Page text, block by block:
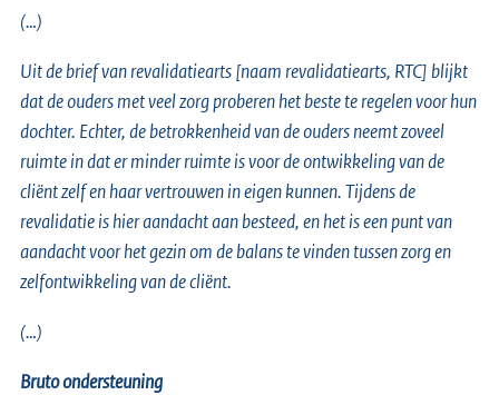
(…)
Uit de brief van revalidatiearts [naam revalidatiearts, RTC] blijkt
dat de ouders met veel zorg proberen het beste te regelen voor hun
dochter. Echter, de betrokkenheid van de ouders neemt zoveel
ruimte in dat er minder ruimte is voor de ontwikkeling van de
cliënt zelf en haar vertrouwen in eigen kunnen. Tijdens de
revalidatie is hier aandacht aan besteed, en het is een punt van
aandacht voor het gezin om de balans te vinden tussen zorg en
zelfontwikkeling van de cliënt.
(…)
Bruto ondersteuning